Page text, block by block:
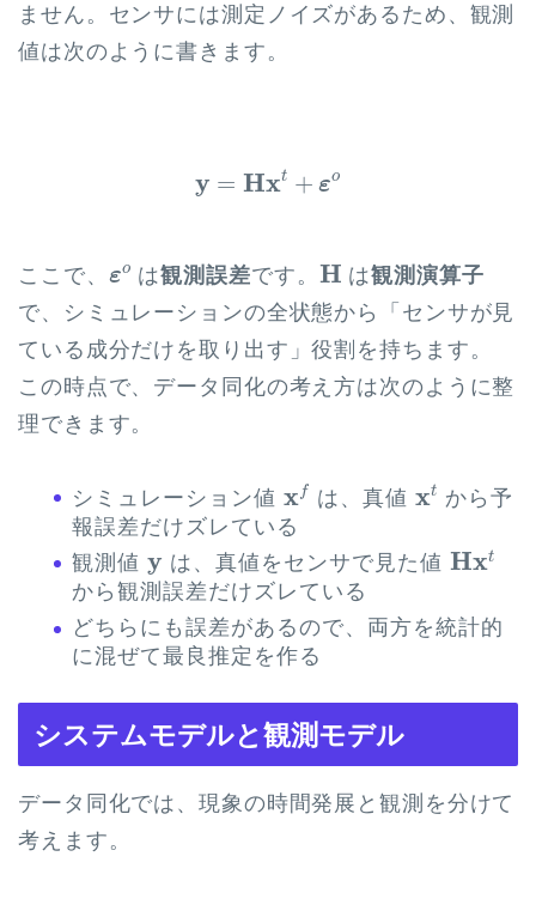
ません。センサには測定ノイズがあるため、観測
値は次のように書きます。
y = Hxt + εo
Hx +
ここで、 εo
εo は観測誤差です。 H
H は観測演算子
で、シミュレーションの全状態から「センサが見
ている成分だけを取り出す」役割を持ちます。
この時点で、データ同化の考え方は次のように整
理できます。
シミュレーション値 x f
f
は、真値 xt
t
から予
報誤差だけズレている
観測値 y
y は、真値をセンサで見た値 Hxt
Hx
から観測誤差だけズレている
どちらにも誤差があるので、両方を統計的
に混ぜて最良推定を作る
システムモデルと観測モデル
データ同化では、現象の時間発展と観測を分けて
考えます。